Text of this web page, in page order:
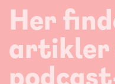
Her
artikler